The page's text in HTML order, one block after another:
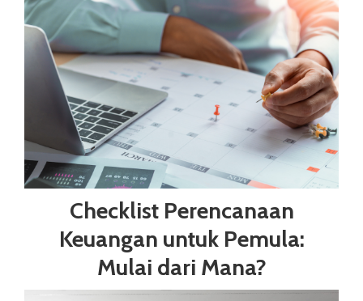
Checklist Perencanaan
Keuangan untuk Pemula:
Mulai dari Mana?